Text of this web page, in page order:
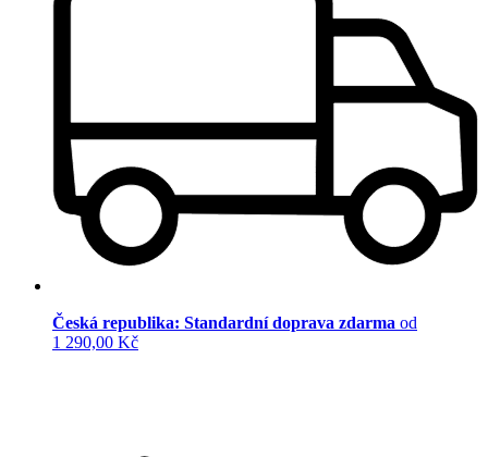
Česká republika: Standardní doprava zdarma od
1 290,00 Kč